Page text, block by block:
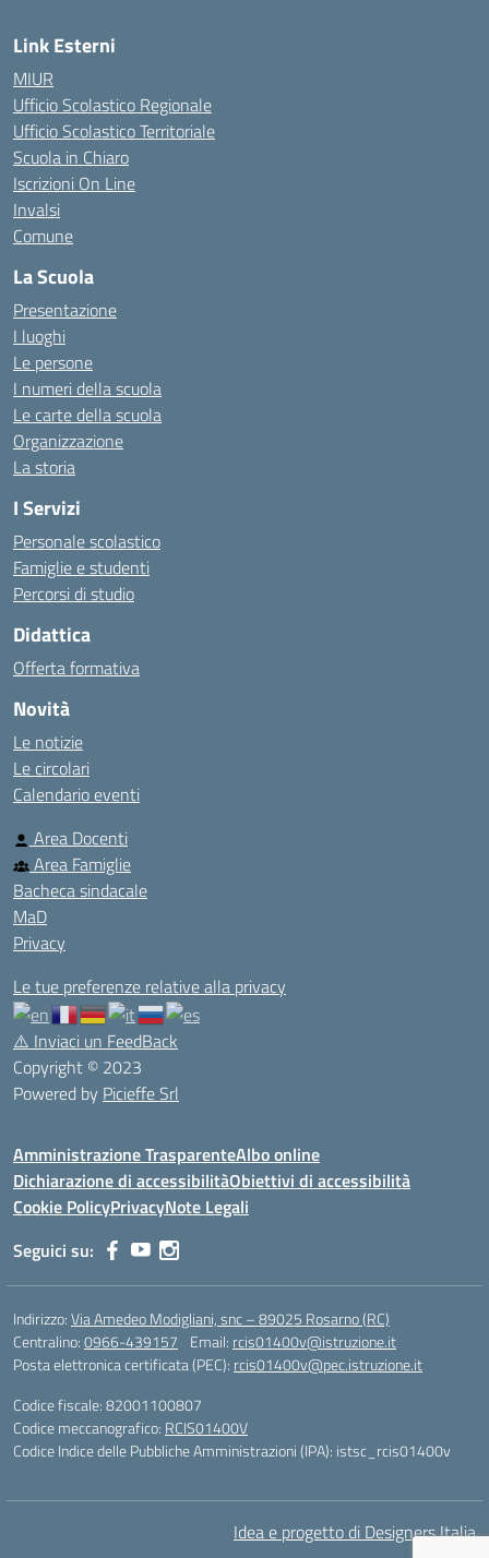
Link Esterni
MIUR
Ufficio Scolastico Regionale
Ufficio Scolastico Territoriale
Scuola in Chiaro
Iscrizioni On Line
Invalsi
Comune
La Scuola
Presentazione
I luoghi
Le persone
I numeri della scuola
Le carte della scuola
Organizzazione
La storia
I Servizi
Personale scolastico
Famiglie e studenti
Percorsi di studio
Didattica
Offerta formativa
Novità
Le notizie
Le circolari
Calendario eventi
Area Docenti
Area Famiglie
Bacheca sindacale
MaD
Privacy
Le tue preferenze relative alla privacy
⚠️ Inviaci un FeedBack
Copyright © 2023
Powered by Picieffe Srl
Amministrazione TrasparenteAlbo online
Dichiarazione di accessibilitàObiettivi di accessibilità
Cookie PolicyPrivacyNote Legali
Seguici su:
Indirizzo:Via Amedeo Modigliani, snc – 89025 Rosarno (RC)
Centralino:0966-439157 Email: rcis01400v@istruzione.it
Posta elettronica certificata (PEC): rcis01400v@pec.istruzione.it
Codice fiscale: 82001100807
Codice meccanografico: RCIS01400V
Codice Indice delle Pubbliche Amministrazioni (IPA): istsc_rcis01400v
Idea e progetto di Designers Italia